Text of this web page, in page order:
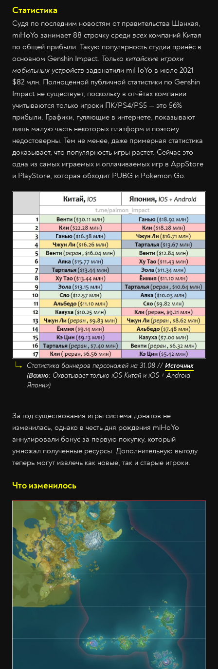
Статистика
Судя по последним новостям от правительства Шанхая,
miHoYo занимает 88 строчку среди всех компаний Китая
по общей прибыли. Такую популярность студии принёс в
основном Genshin Impact. Только китайские игроки
мобильных устройств задонатили miHoYo в июле 2021
$82 млн. Полноценной публичной статистики по Genshin
Impact не существует, поскольку в отчётах компании
учитываются только игроки ПК/PS4/PS5 — это 56%
прибыли. Графики, гуляющие в интернете, показывают
лишь малую часть некоторых платформ и поэтому
недостоверны. Тем не менее, даже примерная статистика
доказывает, что популярность игры растёт. Сейчас это
одна из самых играемых и оплачиваемых игр в AppStore
и PlayStore, которая обходит PUBG и Pokemon Go.
Статистика баннеров персонажей на 31.08 // Источник
(Важно: Охватывает только iOS Китай и iOS + Android
Японии)
За год существования игры система донатов не
изменилась, однако в честь дня рождения miHoYo
аннулировали бонус за первую покупку, который
умножал полученные ресурсы. Дополнительную выгоду
теперь могут извлечь как новые, так и старые игроки.
Что изменилось